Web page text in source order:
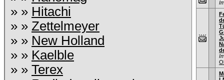
» » Hitachi
» » Zettelmeyer
» » New Holland
» » Kaelble
» » Terex